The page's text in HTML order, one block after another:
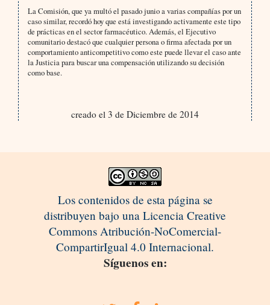
La Comisión, que ya multó el pasado junio a varias compañías por un
caso similar, recordó hoy que está investigando activamente este tipo
de prácticas en el sector farmacéutico. Además, el Ejecutivo
comunitario destacó que cualquier persona o firma afectada por un
comportamiento anticompetitivo como este puede llevar el caso ante
la Justicia para buscar una compensación utilizando su decisión
como base.
creado el 3 de Diciembre de 2014
Los contenidos de esta página se
distribuyen bajo una Licencia Creative
Commons Atribución-NoComercial-
CompartirIgual 4.0 Internacional.
Síguenos en: